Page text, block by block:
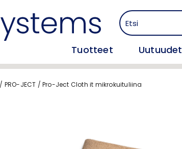
Tuotteet Uutuudet
/ PRO-JECT /Pro-Ject Cloth it mikrokuituliina